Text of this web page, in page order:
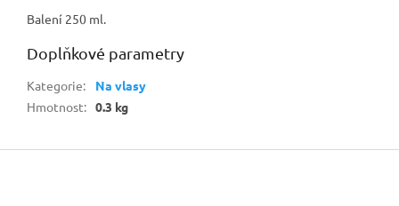
Balení 250 ml.
Doplňkové parametry
Kategorie:
Na vlasy
Hmotnost: 0.3 kg
Z